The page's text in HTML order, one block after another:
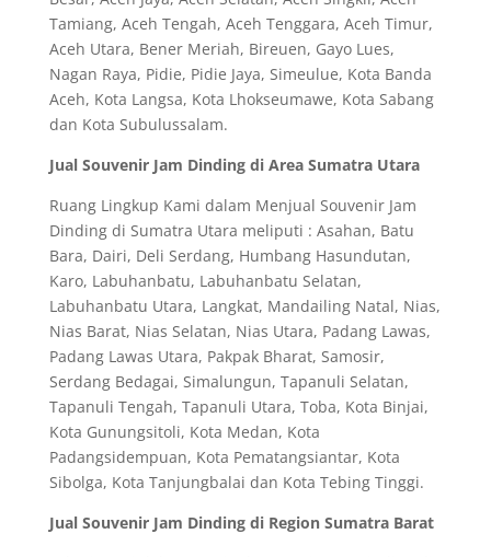
Tamiang, Aceh Tengah, Aceh Tenggara, Aceh Timur,
Aceh Utara, Bener Meriah, Bireuen, Gayo Lues,
Nagan Raya, Pidie, Pidie Jaya, Simeulue, Kota Banda
Aceh, Kota Langsa, Kota Lhokseumawe, Kota Sabang
dan Kota Subulussalam.
Jual Souvenir Jam Dinding di Area Sumatra Utara
Ruang Lingkup Kami dalam Menjual Souvenir Jam
Dinding di Sumatra Utara meliputi : Asahan, Batu
Bara, Dairi, Deli Serdang, Humbang Hasundutan,
Karo, Labuhanbatu, Labuhanbatu Selatan,
Labuhanbatu Utara, Langkat, Mandailing Natal, Nias,
Nias Barat, Nias Selatan, Nias Utara, Padang Lawas,
Padang Lawas Utara, Pakpak Bharat, Samosir,
Serdang Bedagai, Simalungun, Tapanuli Selatan,
Tapanuli Tengah, Tapanuli Utara, Toba, Kota Binjai,
Kota Gunungsitoli, Kota Medan, Kota
Padangsidempuan, Kota Pematangsiantar, Kota
Sibolga, Kota Tanjungbalai dan Kota Tebing Tinggi.
Jual Souvenir Jam Dinding di Region Sumatra Barat